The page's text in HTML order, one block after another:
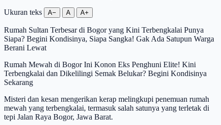
Ukuran teks A− A A+
Rumah Sultan Terbesar di Bogor yang Kini Terbengkalai Punya
Siapa? Begini Kondisinya, Siapa Sangka! Gak Ada Satupun Warga
Berani Lewat
Rumah Mewah di Bogor Ini Konon Eks Penghuni Elite! Kini
Terbengkalai dan Dikelilingi Semak Belukar? Begini Kondisinya
Sekarang
Misteri dan kesan mengerikan kerap melingkupi penemuan rumah
mewah yang terbengkalai, termasuk salah satunya yang terletak di
tepi Jalan Raya Bogor, Jawa Barat.